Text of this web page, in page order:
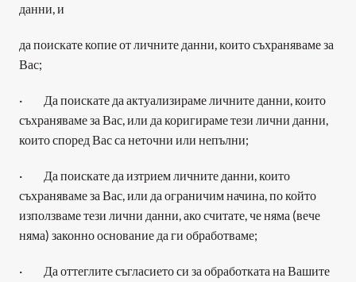
данни, и
да поискате копие от личните данни, които съхраняваме за
Вас;
·         Да поискате да актуализираме личните данни, които
съхраняваме за Вас, или да коригираме тези лични данни,
които според Вас са неточни или непълни;
·         Да поискате да изтрием личните данни, които
съхраняваме за Вас, или да ограничим начина, по който
използваме тези лични данни, ако считате, че няма (вече
няма) законно основание да ги обработваме;
·         Да оттеглите съгласието си за обработката на Вашите